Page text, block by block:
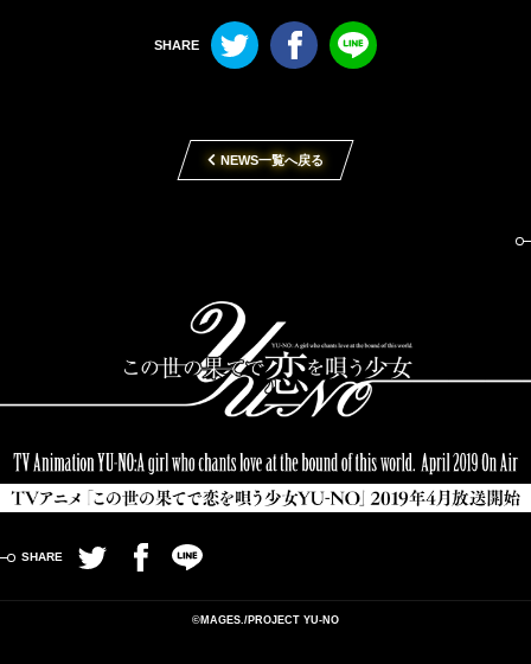
Twitter Facebook
NEWS一覧へ戻る
Twitter Facebook
©MAGES./PROJECT YU-NO